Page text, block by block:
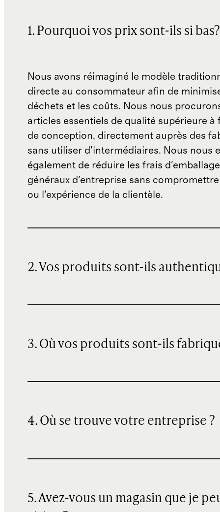
1. Pourquoi vos prix sont-ils si bas?
Nous avons réimaginé le modèle
directe au consommateur afin de
déchets et les coûts. Nous nous
articles essentiels de qualité supérieure à
de conception, directement auprès des
sans utiliser d'intermédiaires. Nous nous
également de réduire les frais
généraux d'entreprise sans
ou l'expérience de la clientèle.
2. Vos produits sont-ils
3. Où vos produits sont-ils
4. Où se trouve votre entreprise ?
5. Avez-vous un magasin que je